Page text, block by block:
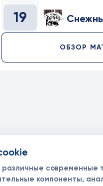
19
ОБЗОР
и партнеры
современные
компоненты,